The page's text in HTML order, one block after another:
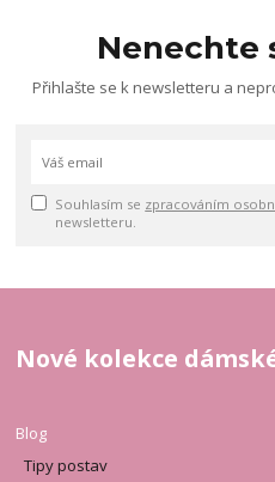
Nenechte
Přihlašte se k newsletteru a
Souhlasím se zpracováním
newsletteru.
Nové kolekce
Blog
Tipy postav